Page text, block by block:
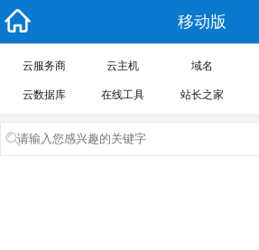
移动版
云服务商 云主机 域名
云数据库 在线工具 站长之家